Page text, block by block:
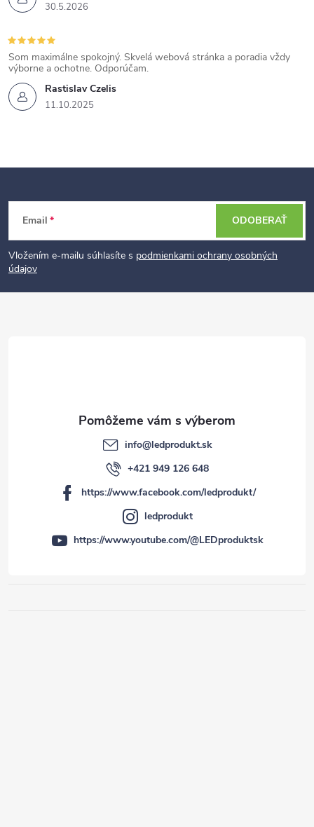
30.5.2026
Rastislav Czelis
11.10.2025
Som maximálne spokojný. Skvelá webová stránka a poradia vždy
výborne a ochotne. Odporúčam.
t
Email
Vložením e-mailu súhlasíte s podmienkami ochrany osobných
údajov
ODOBERAŤ
info@ledprodukt.sk
+421 949 126 648
https://www.facebook.com/ledprodukt/
ledprodukt
https://www.youtube.com/@LEDproduktsk